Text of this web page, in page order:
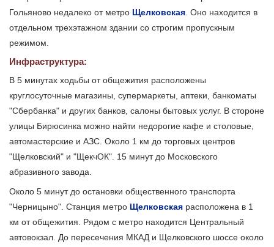
Гольяново недалеко от метро Щелковская. Оно находится в
отдельном трехэтажном здании со строгим пропускным
режимом.
Инфраструктура:
В 5 минутах ходьбы от общежития расположены
круглосуточные магазины, супермаркеты, аптеки, банкоматы
"Сбербанка" и других банков, салоны бытовых услуг. В стороне
улицы Бирюсинка можно найти недорогие кафе и столовые,
автомастерские и АЗС. Около 1 км до торговых центров
"Щелковский" и "ЩекчОК". 15 минут до Московского
абразивного завода.
Около 5 минут до остановки общественного транспорта
"Черницыно". Станция метро Щелковская расположена в 1
км от общежития. Рядом с метро находится Центральный
автовокзал. До пересечения МКАД и Щелковского шоссе около